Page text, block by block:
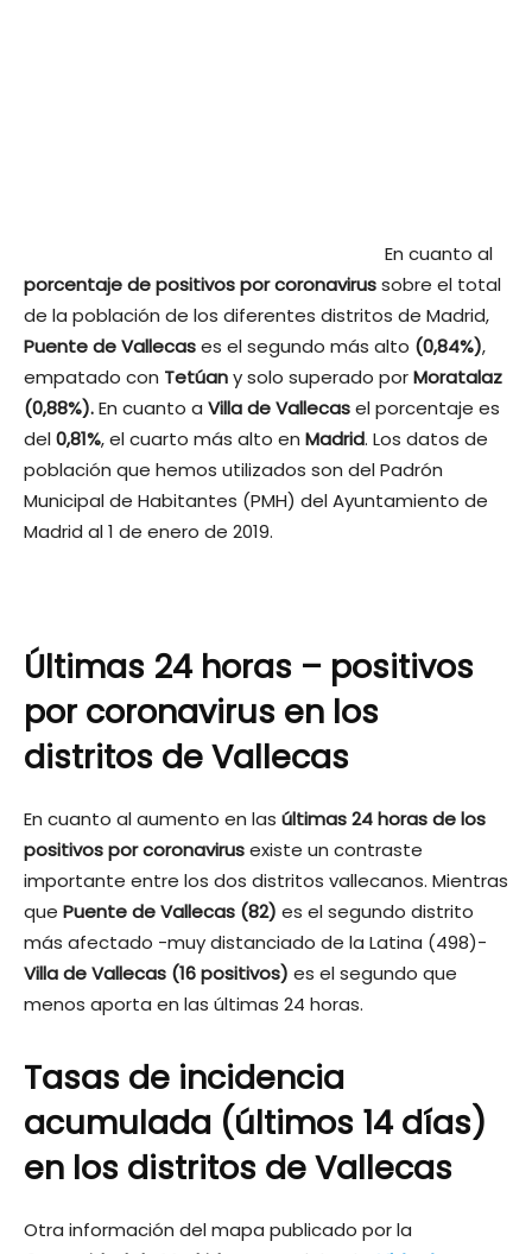
En cuanto al
porcentaje de positivos por coronavirussobre el total
de la población de los diferentes distritos de Madrid,
Puente de Vallecases el segundo más alto (0,84%),
empatado con Tetúany solo superado porMoratalaz
(0,88%).En cuanto a Villa de Vallecasel porcentaje es
del0,81%, el cuarto más alto en Madrid. Los datos de
población que hemos utilizados son del Padrón
Municipal de Habitantes (PMH) del Ayuntamiento de
Madrid al 1 de enero de 2019.
Últimas 24 horas – positivos
por coronavirus en los
distritos de Vallecas
En cuanto al aumento en las últimas 24 horas de los
positivos por coronavirusexiste un contraste
importante entre los dos distritos vallecanos. Mientras
que Puente de Vallecas (82) es el segundo distrito
más afectado -muy distanciado de la Latina (498)-
Villa de Vallecas (16 positivos) es el segundo que
menos aporta en las últimas 24 horas.
Tasas de incidencia
acumulada (últimos 14 días)
en los distritos de Vallecas
Otra información del mapa publicado por la